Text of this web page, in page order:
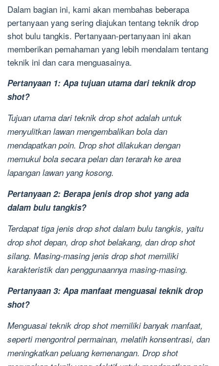
Dalam bagian ini, kami akan membahas beberapa
pertanyaan yang sering diajukan tentang teknik drop
shot bulu tangkis. Pertanyaan-pertanyaan ini akan
memberikan pemahaman yang lebih mendalam tentang
teknik ini dan cara menguasainya.
Pertanyaan 1: Apa tujuan utama dari teknik drop
shot?
Tujuan utama dari teknik drop shot adalah untuk
menyulitkan lawan mengembalikan bola dan
mendapatkan poin. Drop shot dilakukan dengan
memukul bola secara pelan dan terarah ke area
lapangan lawan yang kosong.
Pertanyaan 2: Berapa jenis drop shot yang ada
dalam bulu tangkis?
Terdapat tiga jenis drop shot dalam bulu tangkis, yaitu
drop shot depan, drop shot belakang, dan drop shot
silang. Masing-masing jenis drop shot memiliki
karakteristik dan penggunaannya masing-masing.
Pertanyaan 3: Apa manfaat menguasai teknik drop
shot?
Menguasai teknik drop shot memiliki banyak manfaat,
seperti mengontrol permainan, melatih konsentrasi, dan
meningkatkan peluang kemenangan. Drop shot